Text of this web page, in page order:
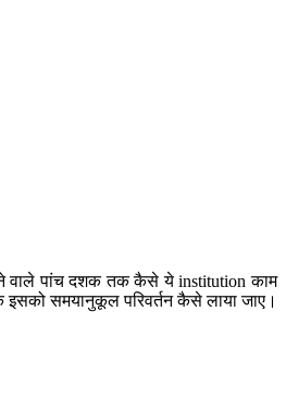
वाले पांच दशक तक कैसे ये institution काम
इसको समयानुकूल परिवर्तन कैसे लाया जाए।